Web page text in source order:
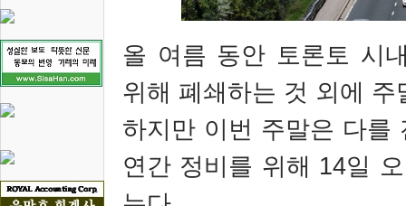
올 여름 동안 토론토 시
위해 폐쇄하는 것 외에
하지만 이번 주말은 다를
연간 정비를 위해 14일